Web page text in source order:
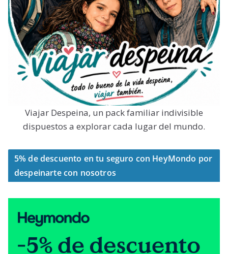
Viajar Despeina, un pack familiar indivisible
dispuestos a explorar cada lugar del mundo.
5% de descuento en tu seguro con HeyMondo por
despeinarte con nosotros